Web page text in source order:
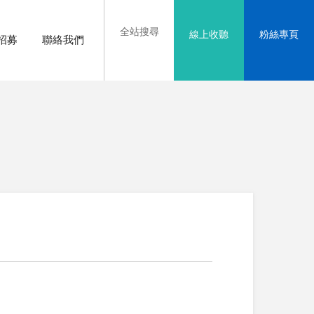
粉絲專頁
線上收聽
全站搜尋
募 聯絡我們